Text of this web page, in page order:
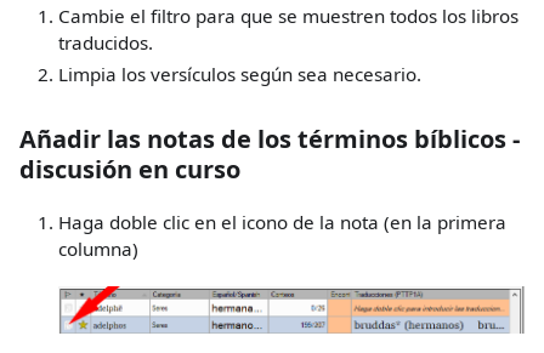
Cambie el filtro para que se muestren todos los libros
traducidos.
Limpia los versículos según sea necesario.
Añadir las notas de los términos bíblicos -
discusión en curso
Haga doble clic en el icono de la nota (en la primera
columna)